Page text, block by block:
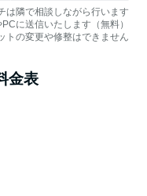
は隣で相談しながら行います
に送信いたします（無料）
トの変更や修整はできません
金表